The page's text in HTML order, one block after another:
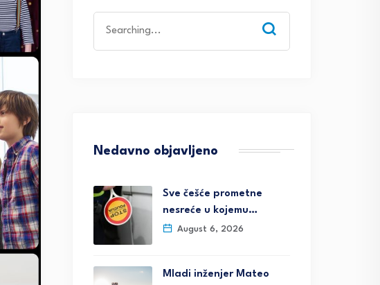
for:
Nedavno objavljeno
Sve češće prometne
nesreće u kojemu…
August 6, 2026
Mladi inženjer Mateo